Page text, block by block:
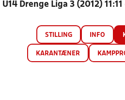
U14 Drenge Liga 3 (2012)
STILLING INFO
KARANTÆNER